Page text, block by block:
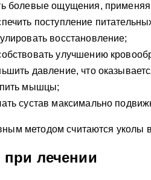
болевые ощущения,
поступление
восстановление;
улучшению
давление, что
мышцы;
сустав максимально
методом считаются уколы
лечении